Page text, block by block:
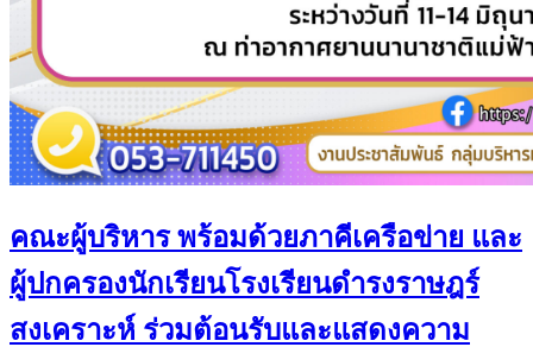
คณะผู้บริหาร พร้อมด้วยภาคีเครือข่าย และ
ผู้ปกครองนักเรียนโรงเรียนดำรงราษฎร์
สงเคราะห์ ร่วมต้อนรับและแสดงความ